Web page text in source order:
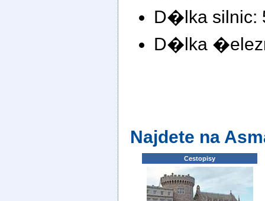
D�lka silnic:
D�lka
Najdete na
Cestopisy